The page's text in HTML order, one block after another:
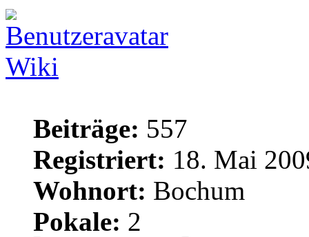
Wiki
Beiträge: 557
Registriert: 18. Mai
Wohnort: Bochum
Pokale: 2